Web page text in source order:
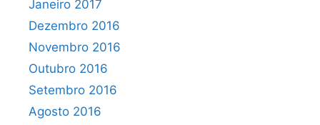
Janeiro 2017
Dezembro 2016
Novembro 2016
Outubro 2016
Setembro 2016
Agosto 2016